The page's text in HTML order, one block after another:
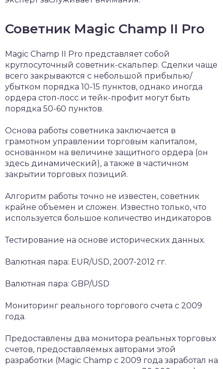
Советник Magic Champ II Pro
Magic Champ II Pro представляет собой
круглосуточный советник-скальпер. Сделки чаще
всего закрываются с небольшой прибылью/
убытком порядка 10-15 пунктов, однако иногда
ордера стоп-лосс и тейк-профит могут быть
порядка 50-60 пунктов.
Основа работы советника заключается в
грамотном управлении торговым капиталом,
основанном на величине защитного ордера (он
здесь динамический), а также в частичном
закрытии торговых позиций.
Алгоритм работы точно не известен, советник
крайне объемен и сложен. Известно только, что
используется большое количество индикаторов.
Тестирование на основе исторических данных.
Валютная пара: EUR/USD, 2007-2012 гг.
Валютная пара: GBP/USD
Мониторинг реального торгового счета с 2009
года.
Предоставлены два монитора реальных торговых
счетов, предоставляемых авторами этой
разработки (Magic Champ с 2009 года заработал на